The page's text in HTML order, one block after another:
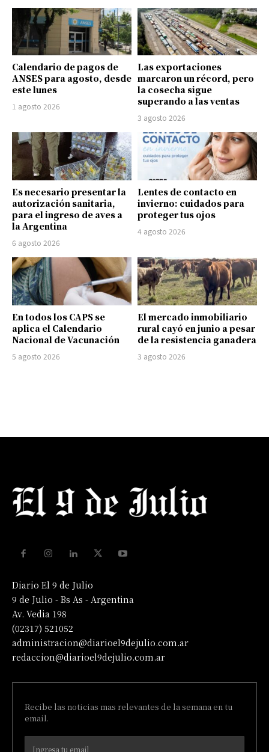
Calendario de pagos de
ANSES para agosto, desde
este lunes
1 agosto 2026
Las exportaciones
marcaron un récord, pero
la cosecha sigue
superando a las ventas
3 agosto 2026
Es necesario presentar la
autorización sanitaria,
para el ingreso de aves a
la Argentina
6 agosto 2026
Lentes de contacto en
invierno: cuidados para
proteger tus ojos
4 agosto 2026
En todos los CAPS se
aplica el Calendario
Nacional de Vacunación
5 agosto 2026
El mercado inmobiliario
rural cayó en junio a pesar
de la resistencia ganadera
3 agosto 2026
Diario El 9 de Julio
9 de Julio - Bs As - Argentina
Av. Vedia 198
(02317) 521052
administracion@diarioel9dejulio.com.ar
redaccion@diarioel9dejulio.com.ar
Recibe las noticias mas relevantes de la semana en tu
email.